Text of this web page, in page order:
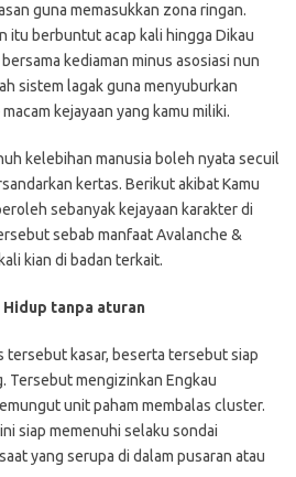
guna memasukkan zona ringan.
itu berbuntut acap kali hingga Dikau
kediaman minus asosiasi nun
sistem lagak guna menyuburkan
kejayaan yang kamu miliki.
kelebihan manusia boleh nyata secuil
kertas. Berikut akibat Kamu
sebanyak kejayaan karakter di
sebab manfaat Avalanche &
kian di badan terkait.
tanpa aturan
tersebut kasar, beserta tersebut siap
Tersebut mengizinkan Engkau
unit paham membalas cluster.
siap memenuhi selaku sondai
yang serupa di dalam pusaran atau